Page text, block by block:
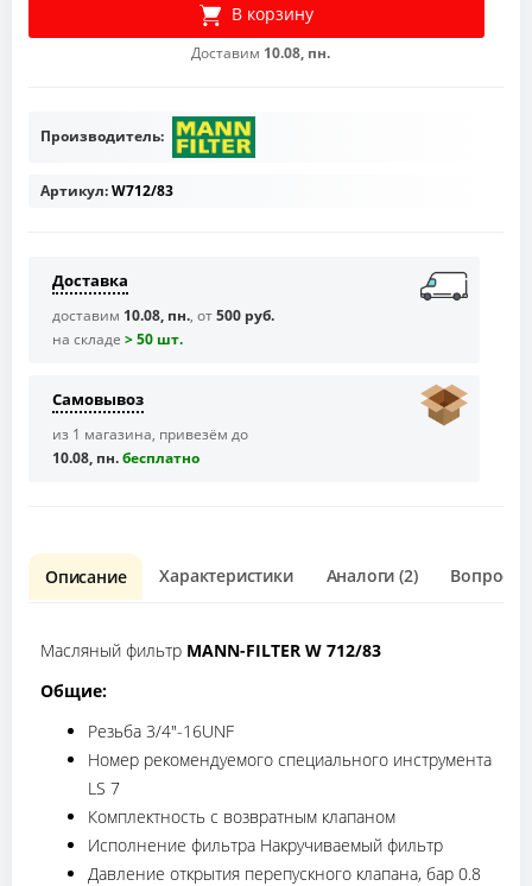
В корзину
Доставим 10.08, пн.
Производитель:
Артикул:W712/83
Доставка
доставим 10.08, пн., от500 руб.
на складе > 50 шт.
Самовывоз
из 1 магазина, привезём до
10.08, пн.бесплaтно
Описание Характеристики Аналоги (2) Вопрос о
Масляный фильтр MANN-FILTER W 712/83
Общие:
Резьба 3/4"-16UNF
Номер рекомендуемого специального инструмента
LS 7
Комплектность с возвратным клапаном
Исполнение фильтра Накручиваемый фильтр
Давление открытия перепускного клапана, бар 0.8